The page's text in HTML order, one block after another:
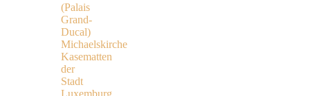
(Palais
Grand-
Ducal)
Michaelskirche
Kasematten
der
Stadt
Luxemburg